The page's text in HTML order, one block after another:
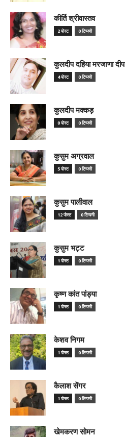
कीर्ति श्रीवास्तव
2 पोस्ट 0 टिप्पणी
कुलदीप दहिया मरजाणा दीप
4 पोस्ट 0 टिप्पणी
कुलदीप मक्कड़
0 पोस्ट 0 टिप्पणी
कुसुम अग्रवाल
5 पोस्ट 0 टिप्पणी
कुसुम पालीवाल
12 पोस्ट 0 टिप्पणी
कुसुम भट्ट
1 पोस्ट 0 टिप्पणी
कृष्ण कांत पांड्या
1 पोस्ट 0 टिप्पणी
केशव निगम
1 पोस्ट 0 टिप्पणी
कैलाश सेंगर
1 पोस्ट 0 टिप्पणी
खेमकरण सोमन